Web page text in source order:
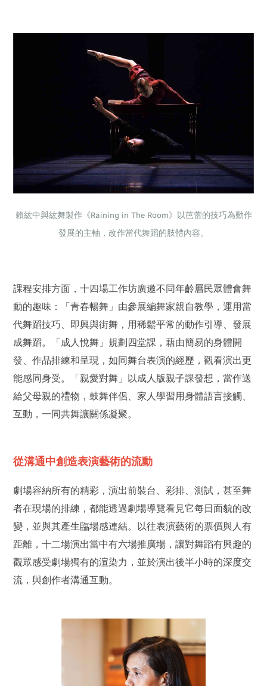
賴紘中與紘舞製作《Raining in The Room》以芭蕾的技巧為動作
發展的主軸，改作當代舞蹈的肢體內容。
課程安排方面，十四場工作坊廣邀不同年齡層民眾體會舞
動的趣味：「青春暢舞」由參展編舞家親自教學，運用當
代舞蹈技巧、即興與街舞，用稀鬆平常的動作引導、發展
成舞蹈。「成人悅舞」規劃四堂課，藉由簡易的身體開
發、作品排練和呈現，如同舞台表演的經歷，觀看演出更
能感同身受。「親愛對舞」以成人版親子課發想，當作送
給父母親的禮物，鼓舞伴侶、家人學習用身體語言接觸、
互動，一同共舞讓關係凝聚。
從溝通中創造表演藝術的流動
劇場容納所有的精彩，演出前裝台、彩排、測試，甚至舞
者在現場的排練，都能透過劇場導覽看見它每日面貌的改
變，並與其產生臨場感連結。以往表演藝術的票價與人有
距離，十二場演出當中有六場推廣場，讓對舞蹈有興趣的
觀眾感受劇場獨有的渲染力，並於演出後半小時的深度交
流，與創作者溝通互動。